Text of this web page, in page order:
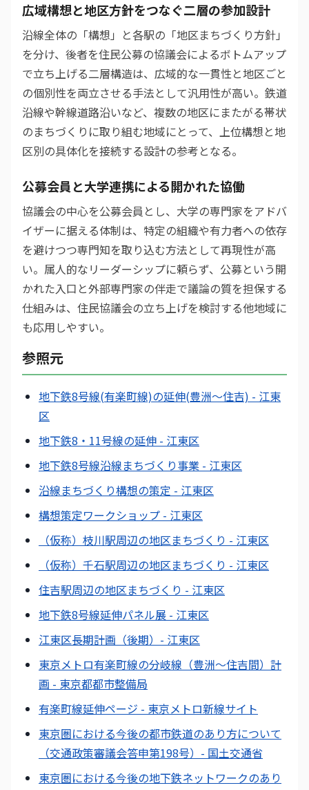
広域構想と地区方針をつなぐ二層の参加設計
沿線全体の「構想」と各駅の「地区まちづくり方針」
を分け、後者を住民公募の協議会によるボトムアップ
で立ち上げる二層構造は、広域的な一貫性と地区ごと
の個別性を両立させる手法として汎用性が高い。鉄道
沿線や幹線道路沿いなど、複数の地区にまたがる帯状
のまちづくりに取り組む地域にとって、上位構想と地
区別の具体化を接続する設計の参考となる。
公募会員と大学連携による開かれた協働
協議会の中心を公募会員とし、大学の専門家をアドバ
イザーに据える体制は、特定の組織や有力者への依存
を避けつつ専門知を取り込む方法として再現性が高
い。属人的なリーダーシップに頼らず、公募という開
かれた入口と外部専門家の伴走で議論の質を担保する
仕組みは、住民協議会の立ち上げを検討する他地域に
も応用しやすい。
参照元
地下鉄8号線(有楽町線)の延伸(豊洲～住吉) - 江東
区
地下鉄8・11号線の延伸 - 江東区
地下鉄8号線沿線まちづくり事業 - 江東区
沿線まちづくり構想の策定 - 江東区
構想策定ワークショップ - 江東区
（仮称）枝川駅周辺の地区まちづくり - 江東区
（仮称）千石駅周辺の地区まちづくり - 江東区
住吉駅周辺の地区まちづくり - 江東区
地下鉄8号線延伸パネル展 - 江東区
江東区長期計画（後期）- 江東区
東京メトロ有楽町線の分岐線（豊洲～住吉間）計
画 - 東京都都市整備局
有楽町線延伸ページ - 東京メトロ新線サイト
東京圏における今後の都市鉄道のあり方について
（交通政策審議会答申第198号）- 国土交通省
東京圏における今後の地下鉄ネットワークのあり